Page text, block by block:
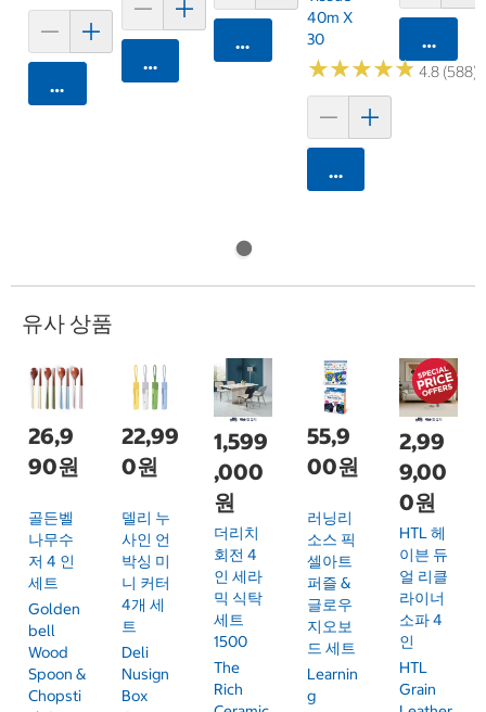
카트에 담기
카트에 담기
카트에 담기
40m X
30
★★★★★
★★★★★4.8 (588)
카트에 담기
카트에
유사 상품
26,9
90원
골든벨
나무수
저 4 인
세트
Golden
Bell
Wood
Spoon &
Chopsti
22,99
0원
델리 누
사인 언
박싱 미
니 커터
4개 세
트
Deli
Nusign
Box
1,599
,000
원
더리치
회전 4
인 세라
믹 식탁
세트
1500
The
Rich
55,9
00원
러닝리
소스 픽
셀아트
퍼즐 &
글로우
지오보
드 세트
Learnin
G
2,99
9,00
0원
HTL 헤
이븐 듀
얼 리클
라이너
소파 4
인
HTL
Grain